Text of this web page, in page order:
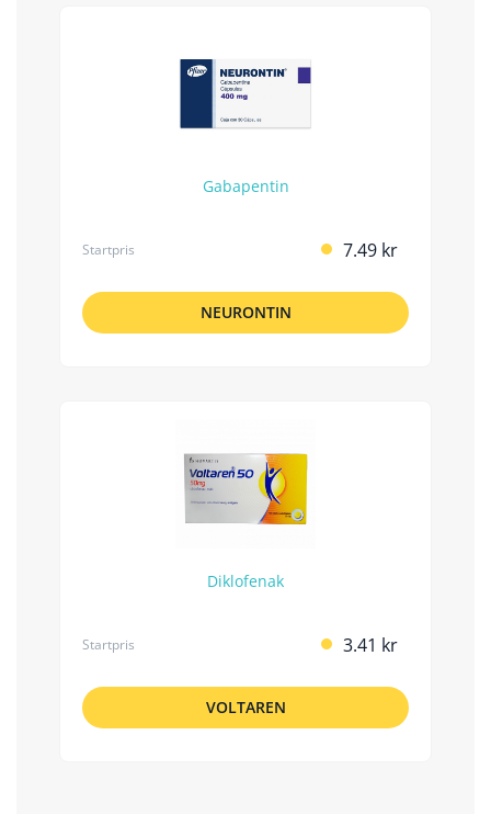
Gabapentin
Startpris 7.49 kr
NEURONTIN
Diklofenak
Startpris 3.41 kr
VOLTAREN